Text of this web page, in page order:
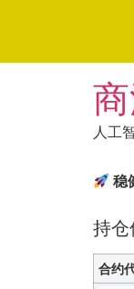
人工
稳
持仓
合约